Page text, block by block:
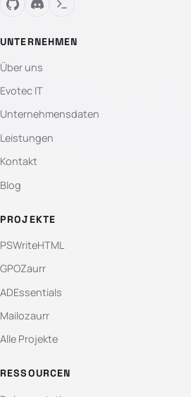
UNTERNEHMEN
Über uns
Evotec IT
Unternehmensdaten
Leistungen
Kontakt
Blog
PROJEKTE
PSWriteHTML
GPOZaurr
ADEssentials
Mailozaurr
Alle Projekte
RESSOURCEN